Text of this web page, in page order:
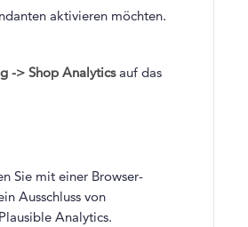
aktivieren möchten.
-> Shop Analyticsauf das
Sie mit einer Browser-
Ausschluss von
Analytics.